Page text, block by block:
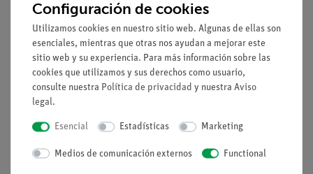
Nº de artículo 17049-00
PORTALAMPARAS E10,
Nº de artículo 39104-15
Configuración de cookies
Utilizamos cookies en nuestro sitio web. Algunas de ellas son
esenciales, mientras que otras nos ayudan a mejorar este
sitio web y su experiencia. Para más información sobre las
cookies que utilizamos y sus derechos como usuario,
consulte nuestra Política de privacidad y nuestra Aviso
legal.
Esencial Estadísticas Marketing
Medios de comunicación externos Functional